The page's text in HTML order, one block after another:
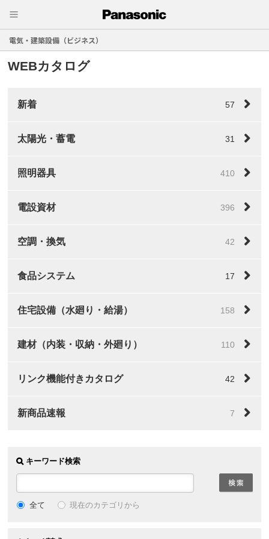
電気・建築設備（ビジネス）
WEBカタログ
新着 57
太陽光・蓄電 31
照明器具 410
電設資材 396
空調・換気 42
食品システム 17
住宅設備（水廻り・給湯） 158
建材（内装・収納・外廻り） 110
リンク機能付きカタログ 42
新商品速報 7
キーワード検索
全て 現在のカテゴリから